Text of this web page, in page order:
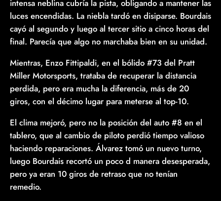
intensa neblina cubría la pista, obligando a mantener las
luces encendidas. La niebla tardó en disiparse. Bourdais
cayó al segundo y luego al tercer sitio a cinco horas del
final. Parecía que algo no marchaba bien en su unidad.
Mientras, Enzo Fittipaldi, en el bólido #73 del Pratt
Miller Motorsports, trataba de recuperar la distancia
perdida, pero era mucha la diferencia, más de 20
giros, con el décimo lugar para meterse al top-10.
El clima mejoró, pero no la posición del auto #8 en el
tablero, que al cambio de piloto perdió tiempo valioso
haciendo reparaciones. Álvarez tomó un nuevo turno,
luego Bourdais recortó un poco d manera desesperada,
pero ya eran 10 giros de retraso que no tenían
remedio.